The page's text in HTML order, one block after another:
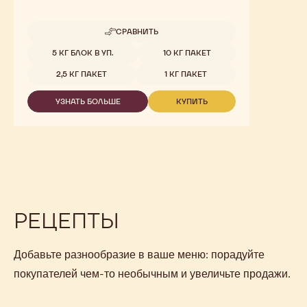
СРАВНИТЬ
-
Доступные размеры
5 КГ БЛОК В УП. 10 КГ ПАКЕТ
2,5 КГ ПАКЕТ 1 КГ ПАКЕТ
УЗНАТЬ БОЛЬШЕ
-
КУПИТЬ
-
РЕЦЕПТЫ
Добавьте разнообразие в ваше меню: порадуйте
покупателей чем-то необычным и увеличьте продажи.